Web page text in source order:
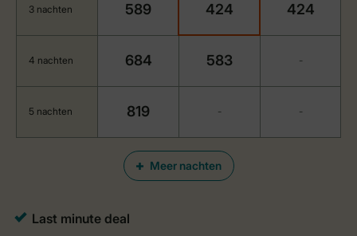
Meer nachten
3 nachten 589 424 424
4 nachten 684 583 -
5 nachten 819 - -